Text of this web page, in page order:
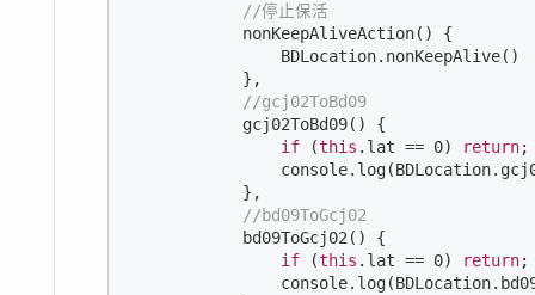
//停止保活
            nonKeepAliveAction() {
                BDLocation.nonKeepAlive()
            },
//gcj02ToBd09
            gcj02ToBd09() {
if (this .lat == 0) return;
console
            },
//bd09ToGcj02
            bd09ToGcj02() {
if (this .lat == 0) return;
console